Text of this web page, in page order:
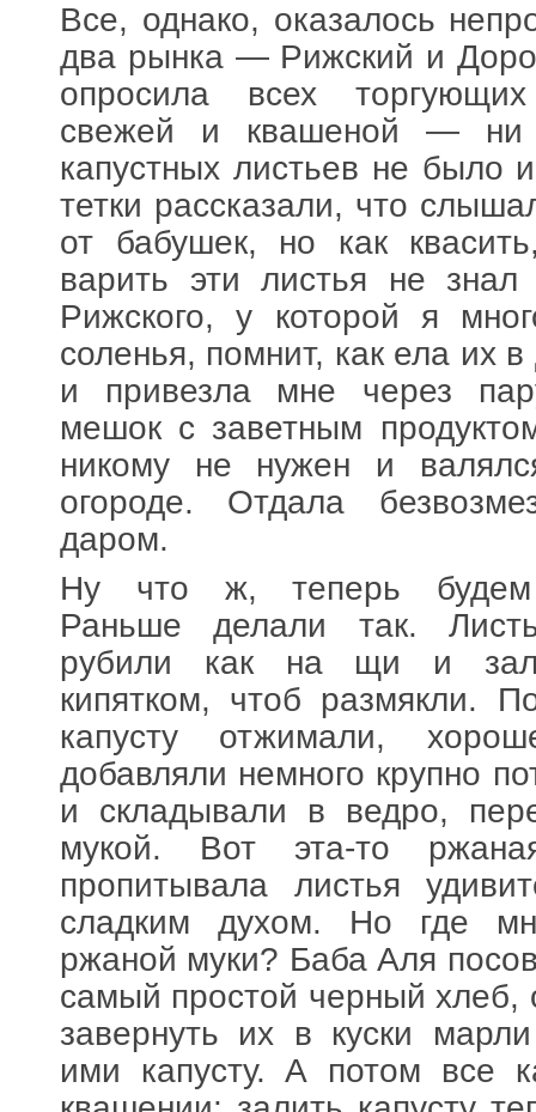
Все, однако, оказалось
два рынка — Рижский и
опросила всех
свежей и квашеной — ни
капустных листьев не было
тетки рассказали, что
от бабушек, но как
варить эти листья не
Рижского, у которой я
соленья, помнит, как ела их в
и привезла мне через
мешок с заветным
никому не нужен и
огороде. Отдала
даром.
Ну что ж, теперь будем
Раньше делали так.
рубили как на щи и
кипятком, чтоб размякли.
капусту отжимали,
добавляли немного крупно
и складывали в ведро,
мукой. Вот эта-то
пропитывала листья
сладким духом. Но где
ржаной муки? Баба Аля
самый простой черный хлеб,
завернуть их в куски
ими капусту. А потом все